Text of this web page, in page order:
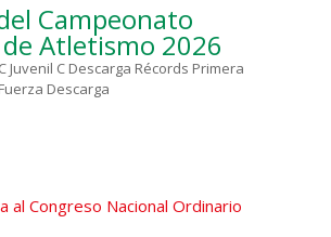
Campeonato
Atletismo 2026
Juvenil C Descarga Récords Primera
Descarga